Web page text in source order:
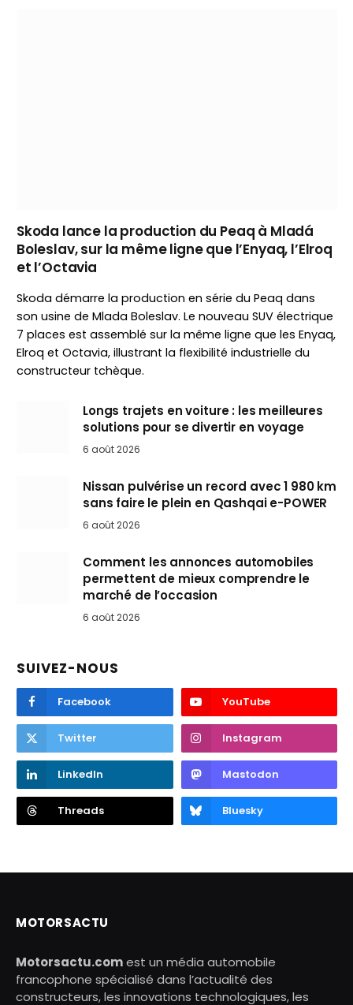
Skoda lance la production du Peaq à Mladá
Boleslav, sur la même ligne que l’Enyaq, l’Elroq
et l’Octavia
Skoda démarre la production en série du Peaq dans
son usine de Mlada Boleslav. Le nouveau SUV électrique
7 places est assemblé sur la même ligne que les Enyaq,
Elroq et Octavia, illustrant la flexibilité industrielle du
constructeur tchèque.
Longs trajets en voiture : les meilleures
solutions pour se divertir en voyage
6 août 2026
Nissan pulvérise un record avec 1 980 km
sans faire le plein en Qashqai e-POWER
6 août 2026
Comment les annonces automobiles
permettent de mieux comprendre le
marché de l’occasion
6 août 2026
SUIVEZ-NOUS
Facebook YouTube
Twitter Instagram
LinkedIn Mastodon
Threads Bluesky
MOTORSACTU
Motorsactu.comest un média automobile
francophone spécialisé dans l’actualité des
constructeurs, les innovations technologiques, les